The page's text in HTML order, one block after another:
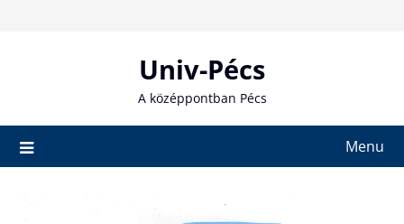
Univ-Pécs
A középpontban Pécs
Menu